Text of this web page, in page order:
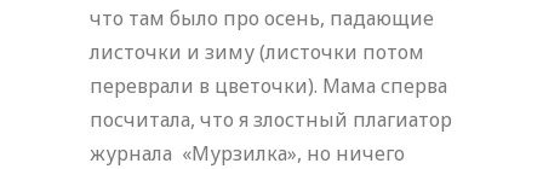
что там было про осень, падающие
листочки и зиму (листочки потом
переврали в цветочки). Мама сперва
посчитала, что я злостный плагиатор
журнала «Мурзилка», но ничего